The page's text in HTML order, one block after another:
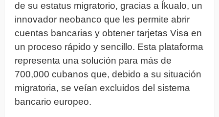
de su estatus migratorio, gracias a Íkualo, un
innovador neobanco que les permite abrir
cuentas bancarias y obtener tarjetas Visa en
un proceso rápido y sencillo. Esta plataforma
representa una solución para más de
700,000 cubanos que, debido a su situación
migratoria, se veían excluidos del sistema
bancario europeo.